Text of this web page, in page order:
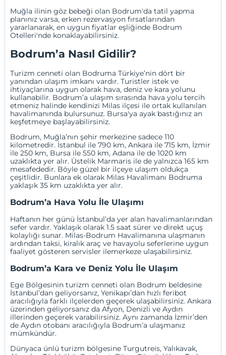
Muğla ilinin göz bebeği olan Bodrum'da tatil yapma
planınız varsa, erken rezervasyon fırsatlarından
yararlanarak, en uygun fiyatlar eşliğinde Bodrum
Otelleri'nde konaklayabilirsiniz.
Bodrum’a Nasıl Gidilir?
Turizm cenneti olan Bodruma Türkiye’nin dört bir
yanından ulaşım imkanı vardır. Turistler istek ve
ihtiyaçlarına uygun olarak hava, deniz ve kara yolunu
kullanabilir. Bodrum’a ulaşım sırasında hava yolu tercih
etmeniz halinde kendinizi Milas ilçesi ile ortak kullanılan
havalimanında bulursunuz. Bursa'ya ayak bastığınız an
keşfetmeye başlayabilirsiniz.
Bodrum, Muğla’nın şehir merkezine sadece 110
kilometredir. İstanbul ile 790 km,Ankara ile 715 km, İzmir
ile 250 km, Bursa ile 550 km,Adana ile de 1020 km
uzaklıkta yer alır. Üstelik Marmaris ile de yalnızca 165 km
mesafededir. Böyle güzel bir ilçeye ulaşım oldukça
çeşitlidir. Bunlara ek olarak Milas Havalimanı Bodruma
yaklaşık 35 km uzaklıkta yer alır.
Bodrum’a Hava Yolu İle Ulaşımı
Haftanın her günü İstanbul’da yer alan havalimanlarından
sefer vardır. Yaklaşık olarak 1.5 saat sürer ve direkt uçuş
kolaylığı sunar. Milas-Bodrum Havalimanına ulaşmanın
ardından taksi, kiralık araç ve havayolu seferlerine uygun
faaliyet gösteren servisler ilemerkeze ulaşabilirsiniz.
Bodrum’a Kara ve Deniz Yolu İle Ulaşım
Ege Bölgesinin turizm cenneti olan Bodrum beldesine
İstanbul’dan geliyorsanız,Yenikapı’dan hızlı feribot
aracılığıyla farklı ilçelerden geçerek ulaşabilirsiniz. Ankara
üzerinden geliyorsanız da Afyon, Denizli ve Aydın
illerinden geçerek varabilirsiniz. Aynı zamanda İzmir’den
de Aydın otobanı aracılığıyla Bodrum’a ulaşmanız
mümkündür.
Dünyaca ünlü turizm bölgesine Turgutreis, Yalıkavak,